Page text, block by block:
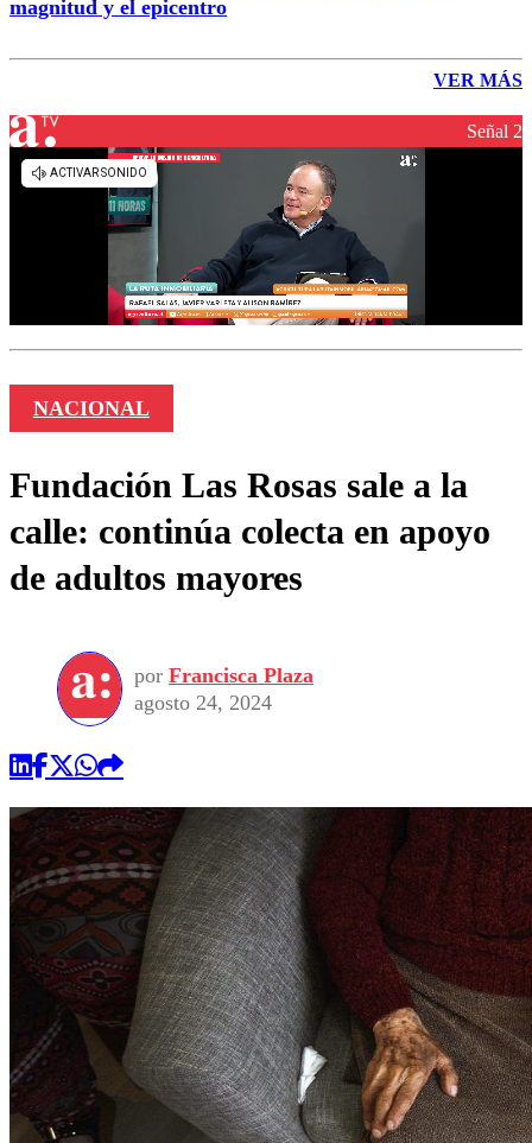
magnitud y el epicentro
VER MÁS
Señal 2
NACIONAL
Fundación Las Rosas sale a la
calle: continúa colecta en apoyo
de adultos mayores
por Francisca Plaza
agosto 24, 2024